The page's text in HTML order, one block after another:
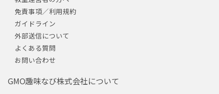
免責事項／利用規約
ガイドライン
外部送信について
よくある質問
お問い合わせ
GMO趣味なび株式会社について